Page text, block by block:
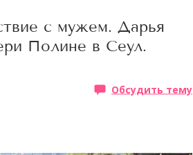
с мужем. Дарья
Полине в Сеул.
Обсудить тему